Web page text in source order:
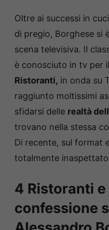
Oltre ai successi in
di pregio, Borghese si
scena televisiva. Il
è conosciuto in tv per il
Ristoranti, in onda su
raggiunto moltissimi
sfidarsi delle realtà
trovano nella stessa
Di recente, sul format
totalmente
4 Ristoranti e
confessione